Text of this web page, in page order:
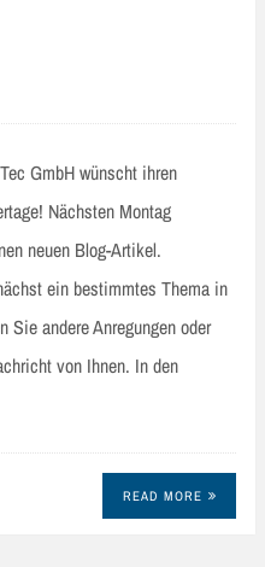
GmbH wünscht ihren
Nächsten Montag
neuen Blog-Artikel.
ein bestimmtes Thema in
Sie andere Anregungen oder
von Ihnen. In den
READ MORE